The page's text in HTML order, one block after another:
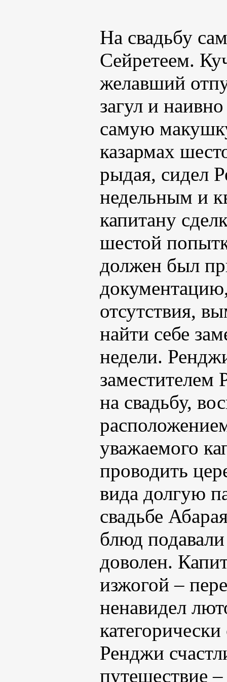
На свадьбу
Сейретеем.
желавший
загул и
самую
казармах
рыдая, сидел
недельным и
капитану
шестой
должен был
отсутствия,
найти себе
недели.
заместителем
на свадьбу,
уважаемого
проводить
вида долгую
свадьбе
блюд
доволен.
изжогой –
ненавидел
Ренджи
путешествие